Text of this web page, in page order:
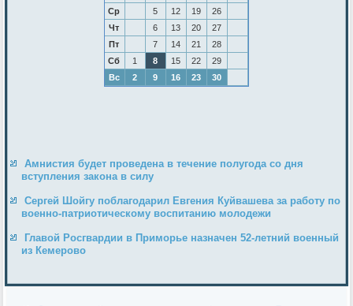
Ср
5 12 19
26
Чт
6 13 20
27
Пт
7 14 21
28
Сб
1 8 15 22
29
Вс
2 9 16 23 30
Амнистия будет проведена в течение полугода со дня
вступления закона в силу
Сергей Шойгу поблагодарил Евгения Куйвашева за работу по
военно-патриотическому воспитанию молодежи
Главой Росгвардии в Приморье назначен 52-летний военный
из Кемерово